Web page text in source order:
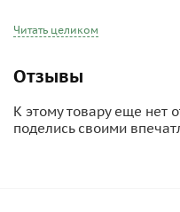
Читать целиком
Отзывы
К этому товару еще нет
поделись своими